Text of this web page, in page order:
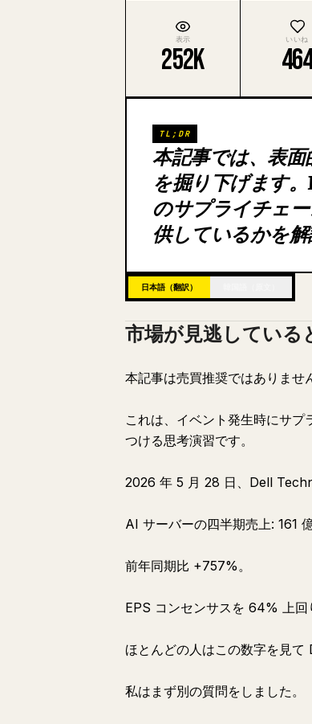
表示
252K
いいね
TL;DR
本記事では、表
を掘り下げます
のサプライチェ
供しているかを解
日本語（翻訳）
市場が見逃している
本記事は売買推奨ではありませ
これは、イベント発生時にサ
つける思考演習です。
2026 年 5 月 28 日、Dell
AI サーバーの四半期売上: 161 億
前年同期比 +757%。
EPS コンセンサスを 64% 上回
ほとんどの人はこの数字を見て
私はまず別の質問をしました。